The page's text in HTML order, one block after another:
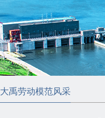
大禹劳动模范风采